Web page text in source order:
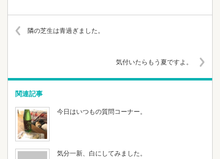
隣の芝生は青過ぎました。
気付いたらもう夏ですよ。
関連記事
今日はいつもの質問コーナー。
気分一新、白にしてみました。